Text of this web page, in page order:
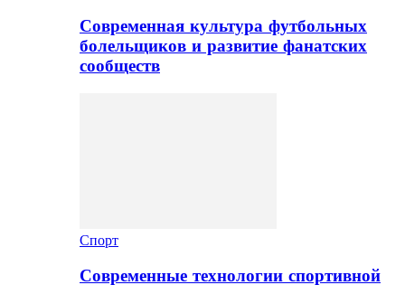
Современная культура футбольных
болельщиков и развитие фанатских
сообществ
Спорт
Современные технологии спортивной